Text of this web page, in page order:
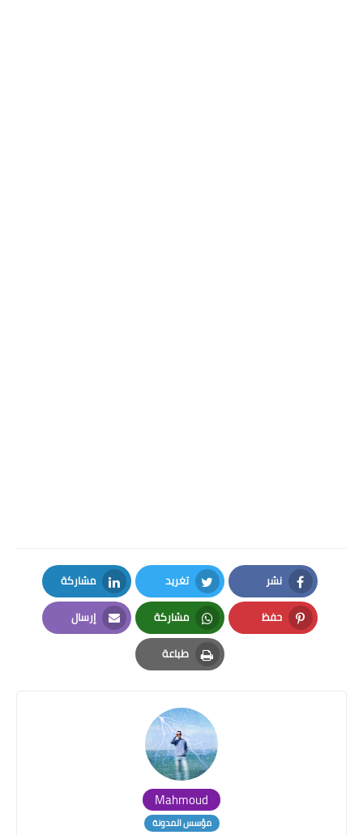
نشر
Facebook
تغريد
Twitter
مشاركة
LinkedIn
حفظ
Pinterest
مشاركة
Whatsapp
إرسال
Email
طباعة
Print
Mahmoud
مؤسس المدونة